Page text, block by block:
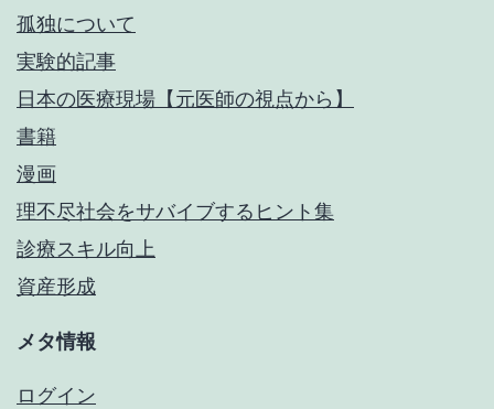
孤独について
実験的記事
日本の医療現場【元医師の視点から】
書籍
漫画
理不尽社会をサバイブするヒント集
診療スキル向上
資産形成
メタ情報
ログイン